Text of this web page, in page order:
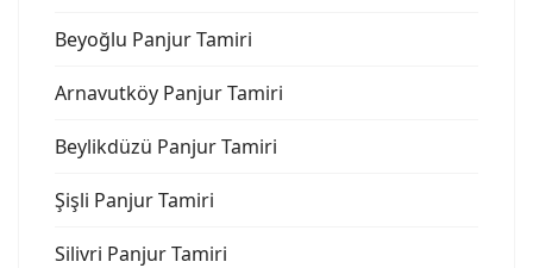
Beyoğlu Panjur Tamiri
Arnavutköy Panjur Tamiri
Beylikdüzü Panjur Tamiri
Şişli Panjur Tamiri
Silivri Panjur Tamiri